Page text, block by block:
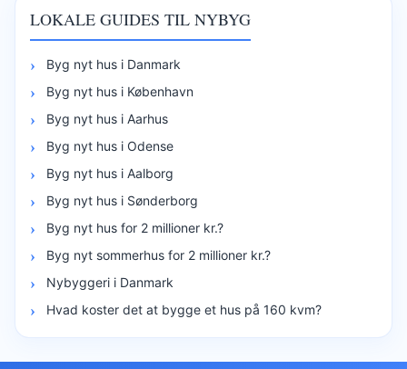
LOKALE GUIDES TIL NYBYG
Byg nyt hus i Danmark
Byg nyt hus i København
Byg nyt hus i Aarhus
Byg nyt hus i Odense
Byg nyt hus i Aalborg
Byg nyt hus i Sønderborg
Byg nyt hus for 2 millioner kr.?
Byg nyt sommerhus for 2 millioner kr.?
Nybyggeri i Danmark
Hvad koster det at bygge et hus på 160 kvm?